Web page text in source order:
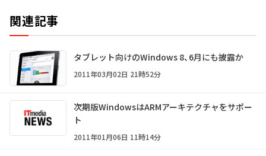
関連記事
タブレット向けのWindows 8、6月にも披露か
2011年03月02日 21時52分
次期版WindowsはARMアーキテクチャをサポー
ト
2011年01月06日 11時14分